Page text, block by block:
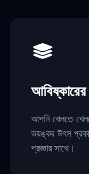
আপনি খেলতে
ভয়ঙ্কর উৎস
প্রজ্ঞার সাথে।